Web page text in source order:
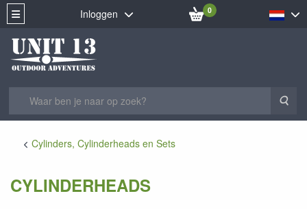
Inloggen 0
Cylinders, Cylinderheads en Sets
CYLINDERHEADS